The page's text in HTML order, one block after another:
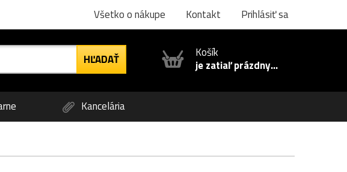
Všetko o nákupe Kontakt Prihlásiť sa
Košík
je zatiaľ prázdny...
Kancelária